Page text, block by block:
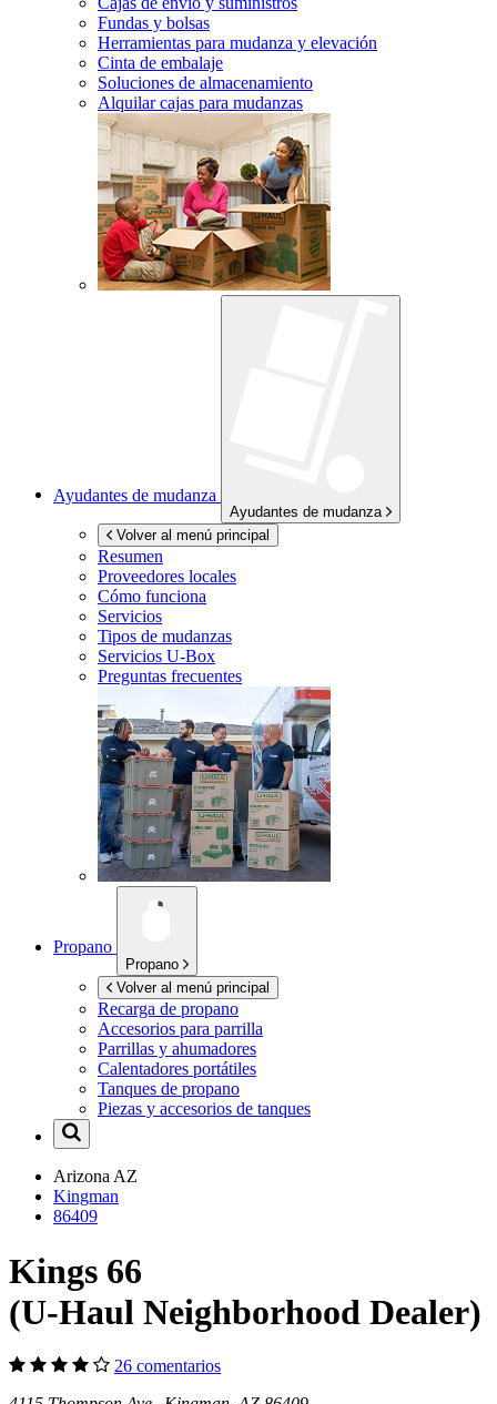
Fundas y bolsas
Herramientas para mudanza y elevación
Cinta de embalaje
Soluciones de almacenamiento
Alquilar cajas para mudanzas
Ayudantes de mudanza
Ayudantes de mudanza
Volver al menú principal
Resumen
Proveedores locales
Cómo funciona
Servicios
Tipos de mudanzas
Servicios U-Box
Preguntas frecuentes
Propano
Propano
Volver al menú principal
Recarga de propano
Accesorios para parrilla
Parrillas y ahumadores
Calentadores portátiles
Tanques de propano
Piezas y accesorios de tanques
Arizona AZ
Kingman
86409
Kings 66
(U-Haul Neighborhood Dealer)
26 comentarios